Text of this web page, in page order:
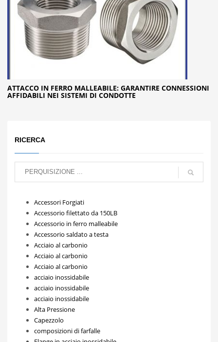
ATTACCO IN FERRO MALLEABILE: GARANTIRE CONNESSIONI
AFFIDABILI NEI SISTEMI DI CONDOTTE
RICERCA
Accessori Forgiati
Accessorio filettato da 150LB
Accessorio in ferro malleabile
Accessorio saldato a testa
Acciaio al carbonio
Acciaio al carbonio
Acciaio al carbonio
acciaio inossidabile
acciaio inossidabile
acciaio inossidabile
Alta Pressione
Capezzolo
composizioni di farfalle